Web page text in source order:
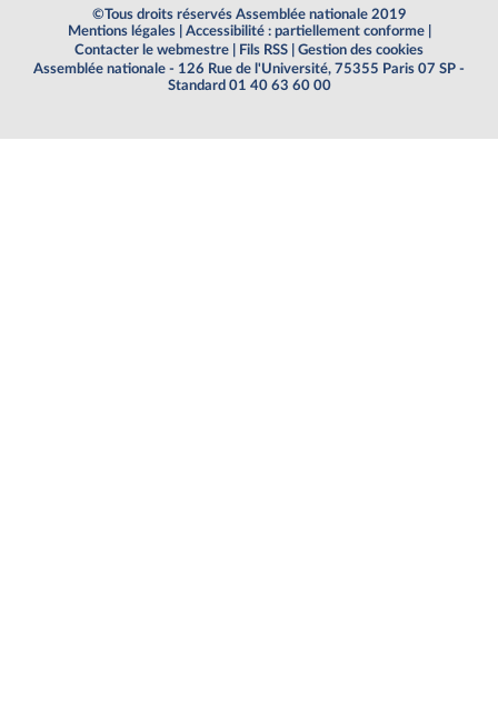
©Tous droits réservés Assemblée nationale 2019
Mentions légales
Accessibilité : partiellement conforme
Contacter le webmestre
Fils RSS
Gestion des cookies
Assemblée nationale - 126 Rue de l'Université, 75355 Paris 07 SP -
Standard 01 40 63 60 00